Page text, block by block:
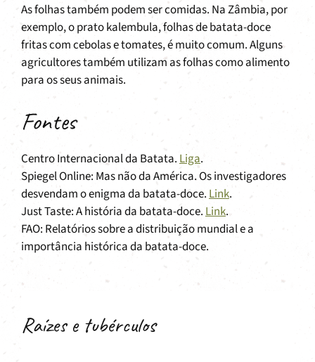
As folhas também podem ser comidas. Na Zâmbia, por
exemplo, o prato kalembula, folhas de batata-doce
fritas com cebolas e tomates, é muito comum. Alguns
agricultores também utilizam as folhas como alimento
para os seus animais.
Fontes
Centro Internacional da Batata.Liga.
Spiegel Online: Mas não da América. Os investigadores
desvendam o enigma da batata-doce.Link.
Just Taste: A história da batata-doce.Link.
FAO: Relatórios sobre a distribuição mundial e a
importância histórica da batata-doce.
Raízes e tubérculos